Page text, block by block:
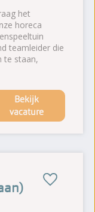
het
horeca
teamleider die
te staan,
Bekijk
vacature